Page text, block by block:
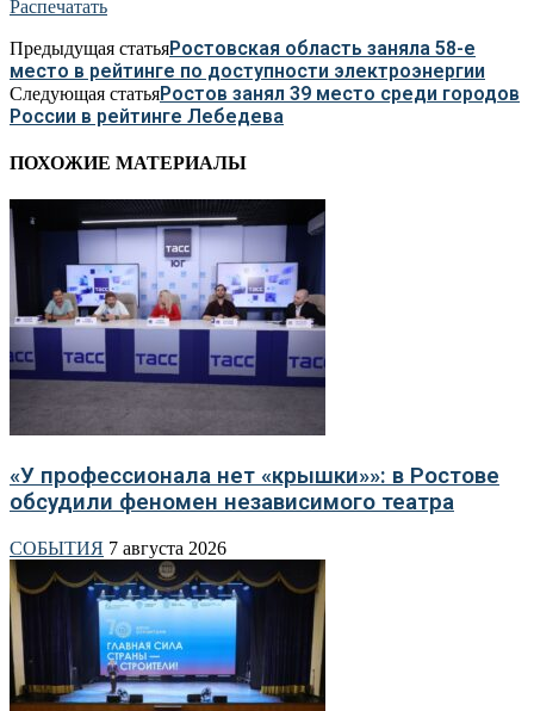
Распечатать
Предыдущая статьяРостовская область заняла 58-е
место в рейтинге по доступности электроэнергии
Следующая статьяРостов занял 39 место среди городов
России в рейтинге Лебедева
ПОХОЖИЕ МАТЕРИАЛЫ
«У профессионала нет «крышки»»: в Ростове
обсудили феномен независимого театра
СОБЫТИЯ 7 августа 2026